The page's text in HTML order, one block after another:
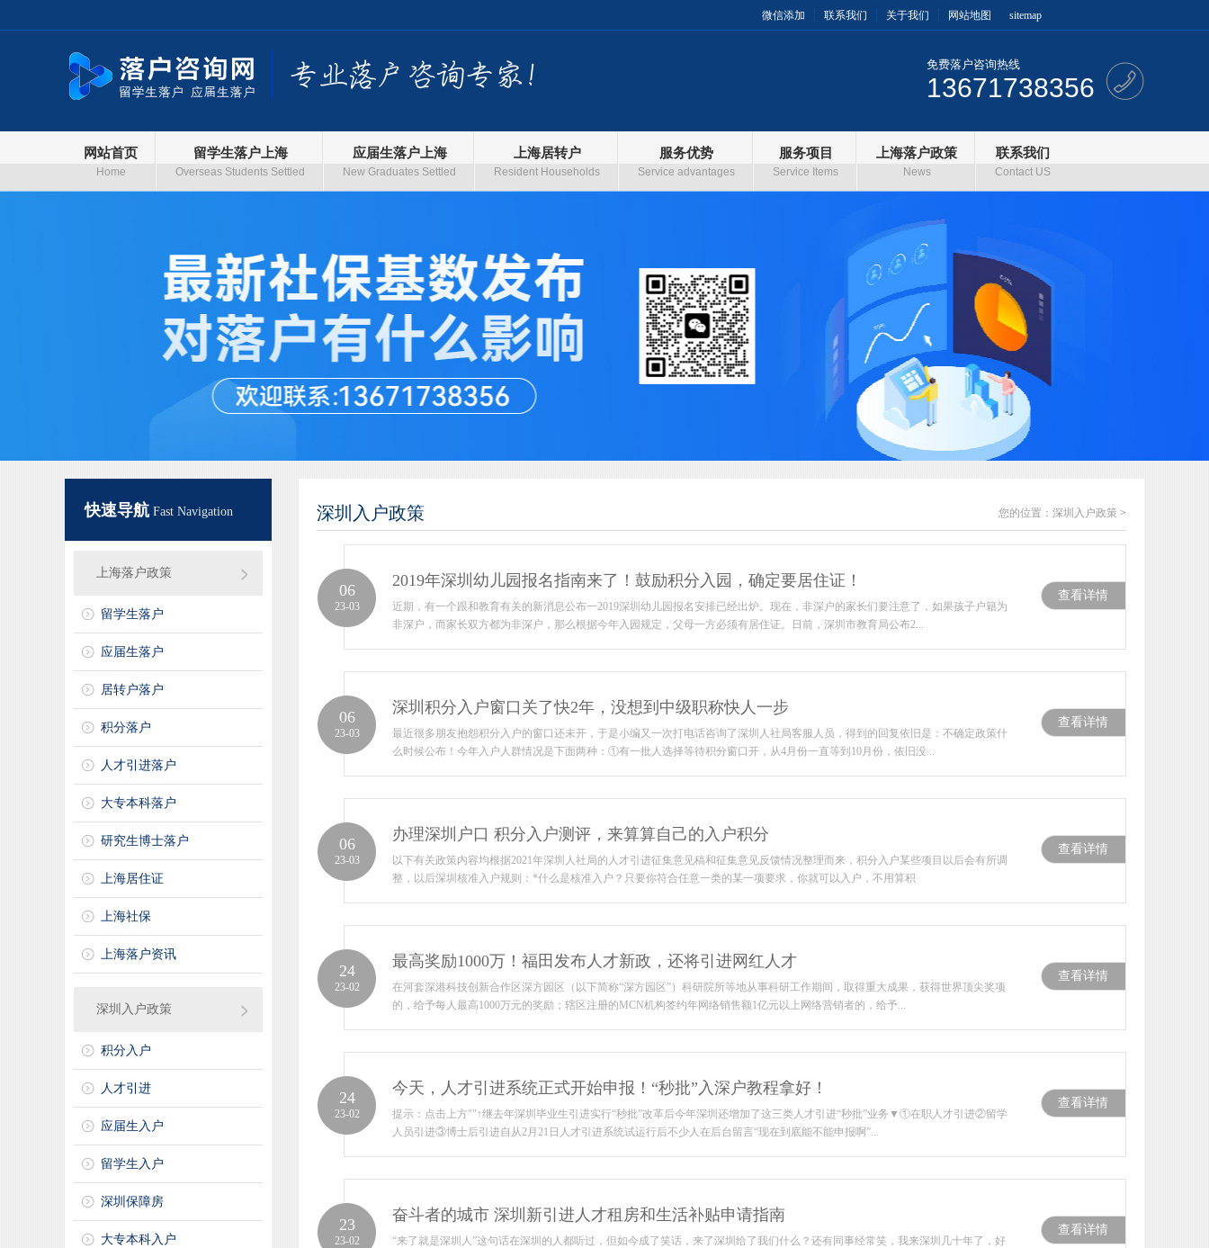
微信添加 联系我们 关于我们 网站地图 sitemap
免费落户咨询热线
13671738356
网站首页
Home
留学生落户上海
Overseas Students Settled
应届生落户上海
New Graduates Settled
上海居转户
Resident Households
服务优势
Service advantages
服务项目
Service Items
上海落户政策
News
联系我们
Contact US
快速导航 Fast Navigation
上海落户政策
留学生落户
应届生落户
居转户落户
积分落户
人才引进落户
大专本科落户
研究生博士落户
上海居住证
上海社保
上海落户资讯
深圳入户政策
积分入户
人才引进
应届生入户
留学生入户
深圳保障房
大专本科入户
深圳入户政策 您的位置： 深圳入户政策 >
2019年深圳幼儿园报名指南来了！鼓励积分入园，确定要居住证！
近期，有一个跟和教育有关的新消息公布一2019深圳幼儿园报名安排已经出炉。现在，非深户的家长们要注意了，如果孩子户籍为
非深户，而家长双方都为非深户，那么根据今年入园规定，父母一方必须有居住证。日前，深圳市教育局公布2...
06
23-03
查看详情
深圳积分入户窗口关了快2年，没想到中级职称快人一步
最近很多朋友抱怨积分入户的窗口还未开，于是小编又一次打电话咨询了深圳人社局客服人员，得到的回复依旧是：不确定政策什
么时候公布！今年入户人群情况是下面两种：①有一批人选择等待积分窗口开，从4月份一直等到10月份，依旧没...
06
23-03
查看详情
办理深圳户口 积分入户测评，来算算自己的入户积分
以下有关政策内容均根据2021年深圳人社局的人才引进征集意见稿和征集意见反馈情况整理而来，积分入户某些项目以后会有所调
整，以后深圳核准入户规则：*什么是核准入户？只要你符合任意一类的某一项要求，你就可以入户，不用算积
06
23-03
查看详情
最高奖励1000万！福田发布人才新政，还将引进网红人才
在河套深港科技创新合作区深方园区（以下简称“深方园区”）科研院所等地从事科研工作期间，取得重大成果，获得世界顶尖奖项
的，给予每人最高1000万元的奖励；辖区注册的MCN机构签约年网络销售额1亿元以上网络营销者的，给予...
24
23-02
查看详情
今天，人才引进系统正式开始申报！“秒批”入深户教程拿好！
提示：点击上方""↑继去年深圳毕业生引进实行“秒批”改革后今年深圳还增加了这三类人才引进“秒批”业务▼①在职人才引进②留学
人员引进③博士后引进自从2月21日人才引进系统试运行后不少人在后台留言“现在到底能不能申报啊”...
24
23-02
查看详情
奋斗者的城市 深圳新引进人才租房和生活补贴申请指南
“来了就是深圳人”这句话在深圳的人都听过，但如今成了笑话，来了深圳给了我们什么？还有同事经常笑，我来深圳几十年了，好
23
23-02
查看详情